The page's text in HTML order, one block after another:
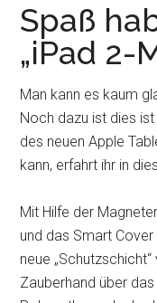
Spaß
„iPad 2-
Man kann es kaum
Noch dazu ist dies
des neuen Apple
kann, erfahrt ihr in
Mit Hilfe der
und das Smart
neue
Zauberhand über